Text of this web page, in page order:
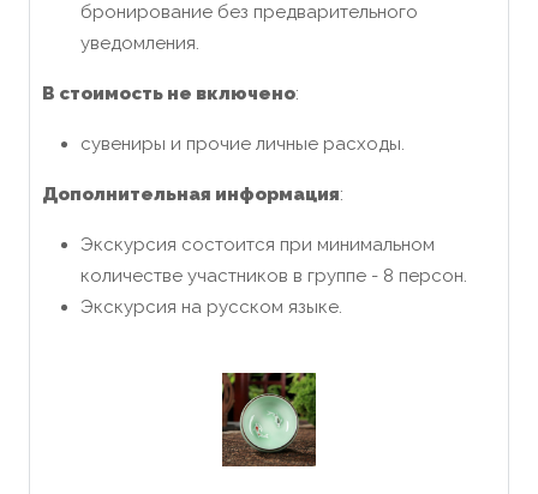
бронирование без предварительного
уведомления.
В стоимость не включено:
сувениры и прочие личные расходы.
Дополнительная информация:
Экскурсия состоится при минимальном
количестве участников в группе - 8 персон.
Экскурсия на русском языке.